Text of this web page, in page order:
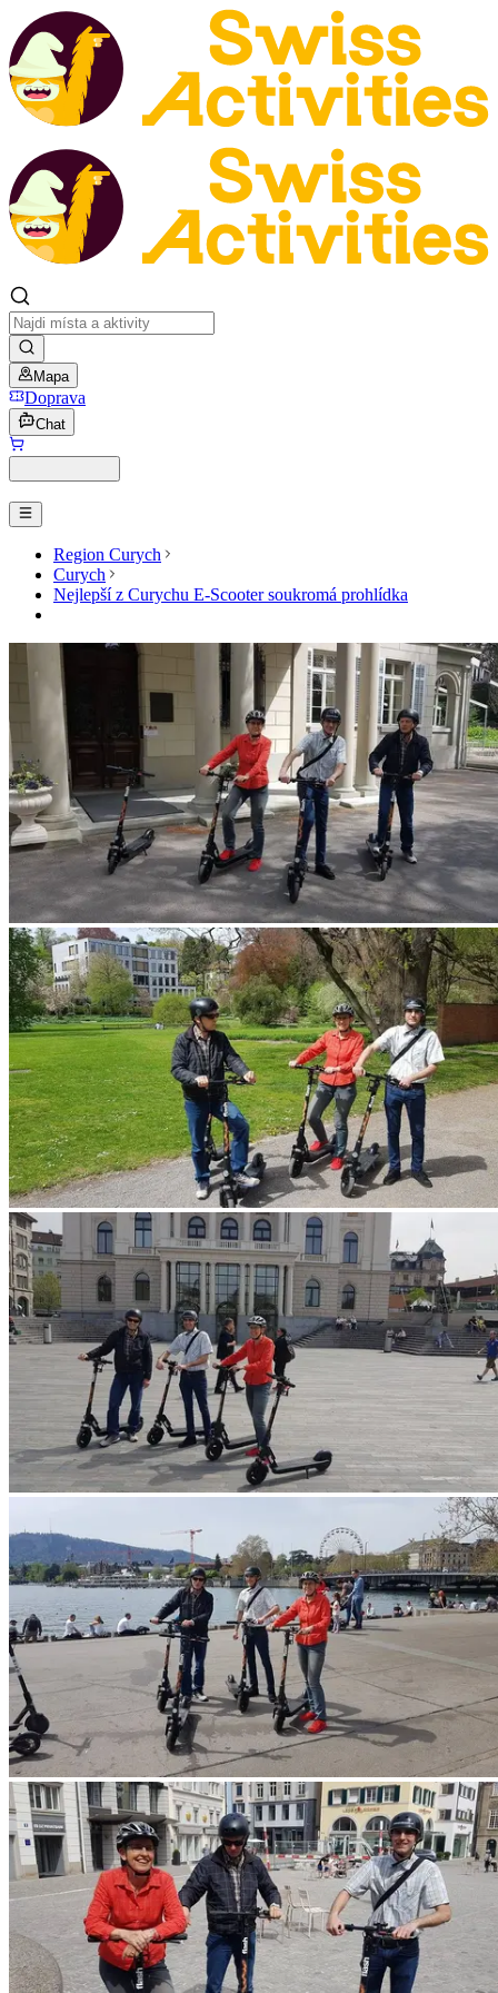
Mapa
Doprava
Chat
Region Curych
Curych
Nejlepší z Curychu E-Scooter soukromá prohlídka